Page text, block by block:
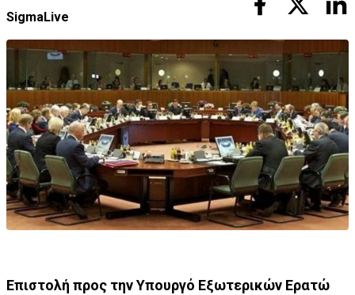
SigmaLive
Επιστολή προς την Υπουργό Εξωτερικών Ερατώ